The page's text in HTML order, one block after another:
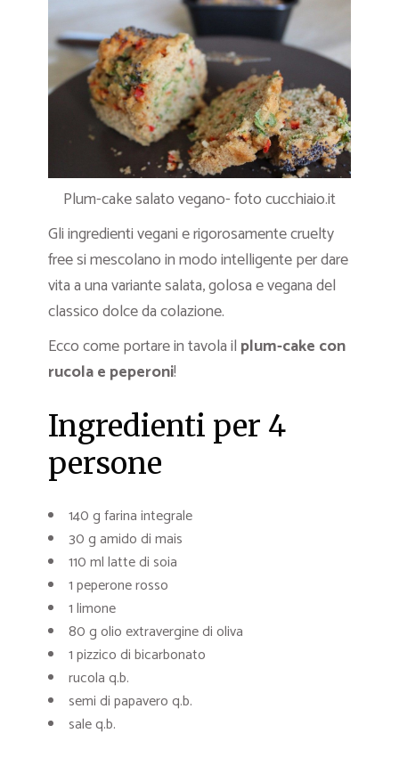
Plum-cake salato vegano- foto cucchiaio.it
Gli ingredienti vegani e rigorosamente cruelty
free si mescolano in modo intelligente per dare
vita a una variante salata, golosa e vegana del
classico dolce da colazione.
Ecco come portare in tavola il plum-cake con
rucola e peperoni!
Ingredienti per 4
persone
140 g farina integrale
30 g amido di mais
110 ml latte di soia
1 peperone rosso
1 limone
80 g olio extravergine di oliva
1 pizzico di bicarbonato
rucola q.b.
semi di papavero q.b.
sale q.b.